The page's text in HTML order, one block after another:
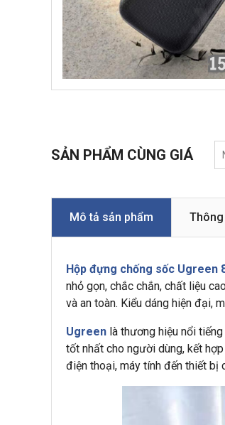
SẢN PHẨM CÙNG GIÁ
Mô tả sản phẩm
Hộp đựng chống sốc Ugreen
nhỏ gọn, chắc chắn, chất liệu
và an toàn. Kiểu dáng hiện đại,
Ugreen là thương hiệu nổi
tốt nhất cho người dùng, kết
điện thoại, máy tính đến thiết bị